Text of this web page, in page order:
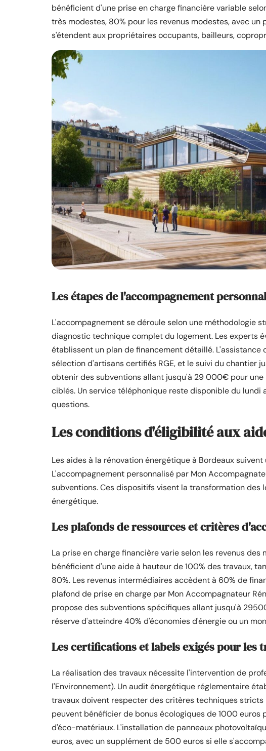
bénéficient d'une prise en charge financière variable
très modestes, 80% pour les revenus modestes, avec
s'étendent aux propriétaires occupants, bailleurs,
Les étapes de l'accompagnement
L'accompagnement se déroule selon une méthodologie
diagnostic technique complet du logement. Les experts
établissent un plan de financement détaillé. L'assistance
sélection d'artisans certifiés RGE, et le suivi du chantier
obtenir des subventions allant jusqu'à 29 000€ pour
ciblés. Un service téléphonique reste disponible du lundi
questions.
Les conditions d'éligibilité aux
Les aides à la rénovation énergétique à Bordeaux
L'accompagnement personnalisé par Mon
subventions. Ces dispositifs visent la transformation
énergétique.
Les plafonds de ressources et critères
La prise en charge financière varie selon les revenus des
bénéficient d'une aide à hauteur de 100% des travaux,
80%. Les revenus intermédiaires accèdent à 60% de
plafond de prise en charge par Mon Accompagnateur
propose des subventions spécifiques allant jusqu'à
réserve d'atteindre 40% d'économies d'énergie ou un
Les certifications et labels exigés pour les
La réalisation des travaux nécessite l'intervention de
l'Environnement). Un audit énergétique réglementaire
travaux doivent respecter des critères techniques
peuvent bénéficier de bonus écologiques de 1000
d'éco-matériaux. L'installation de panneaux
euros, avec un supplément de 500 euros si elle